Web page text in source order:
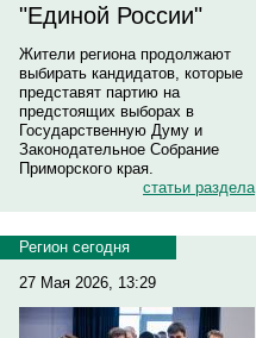
"Единой России"
Жители региона продолжают
выбирать кандидатов, которые
представят партию на
предстоящих выборах в
Государственную Думу и
Законодательное Собрание
Приморского края.
статьи раздела
Регион сегодня
27 Мая 2026, 13:29